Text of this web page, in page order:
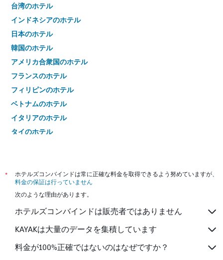
台湾のホテル
インドネシアのホテル
日本のホテル
韓国のホテル
アメリカ合衆国のホテル
フランスのホテル
フィリピンのホテル
ベトナムのホテル
イタリアのホテル
タイのホテル
*
ホテルズコンバインドは常に正確な料金を取得できるよう努めていますが、
料金の保証は行っていません
次のような理由があります。
ホテルズコンバインドは販売者ではありません
KAYAKは大量のデータを集積しています
料金が100%正確ではないのはなぜですか？